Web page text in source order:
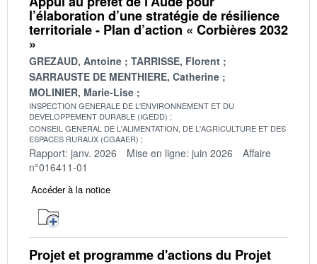
l’élaboration d’une stratégie de résilience
territoriale - Plan d’action « Corbières 2032
»
GREZAUD, Antoine
TARRISSE, Florent
SARRAUSTE DE MENTHIERE, Catherine
MOLINIER, Marie-Lise
INSPECTION GENERALE DE L'ENVIRONNEMENT ET DU
DEVELOPPEMENT DURABLE (IGEDD)
CONSEIL GENERAL DE L'ALIMENTATION, DE L'AGRICULTURE ET DES
ESPACES RURAUX (CGAAER)
Rapport: janv. 2026 Mise en ligne: juin 2026
Affaire
n°016411-01
Accéder à la notice
Projet et programme d'actions du Projet